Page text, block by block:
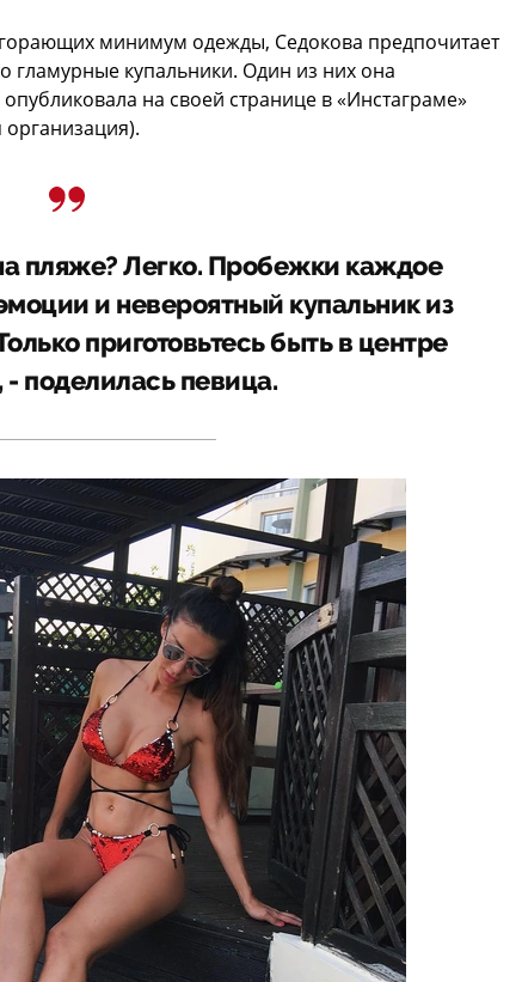
минимум одежды, Седокова предпочитает
гламурные купальники. Один из них она
на своей странице в «Инстаграме»
пляже? Легко. Пробежки каждое
и невероятный купальник из
приготовьтесь быть в центре
поделилась певица.